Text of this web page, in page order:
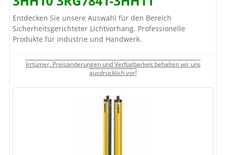
Entdecken Sie unsere Auswahl für den Bereich
Sicherheitsgerichteter Lichtvorhang. Professionelle
Produkte für Industrie und Handwerk.
Irrtümer, Preisänderungen und Verfügbarkeit behalten wir uns
ausdrücklich vor!